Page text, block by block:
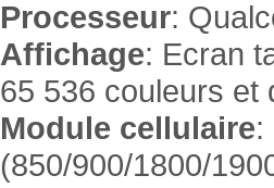
Processeur:
Affichage: Ecran
65 536 couleurs et
Module cellulaire:
(850/900/1800/